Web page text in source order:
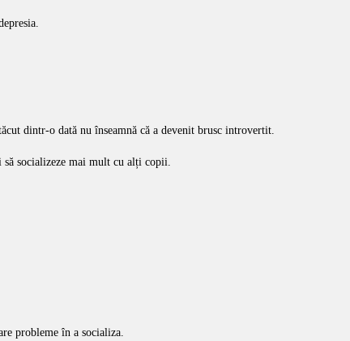
dintr-o dată nu înseamnă că a devenit brusc introvertit.
socializeze mai mult cu alți copii.
probleme în a socializa.